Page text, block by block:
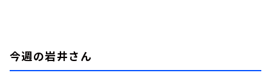
今週の岩井さん